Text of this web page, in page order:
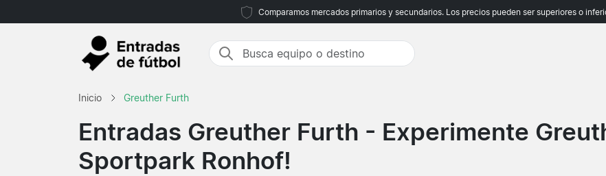
Comparamos mercados primarios y secundarios. Los precios pueden ser superiores o
Inicio Greuther Furth
Entradas Greuther Furth - Experimente
Sportpark Ronhof!